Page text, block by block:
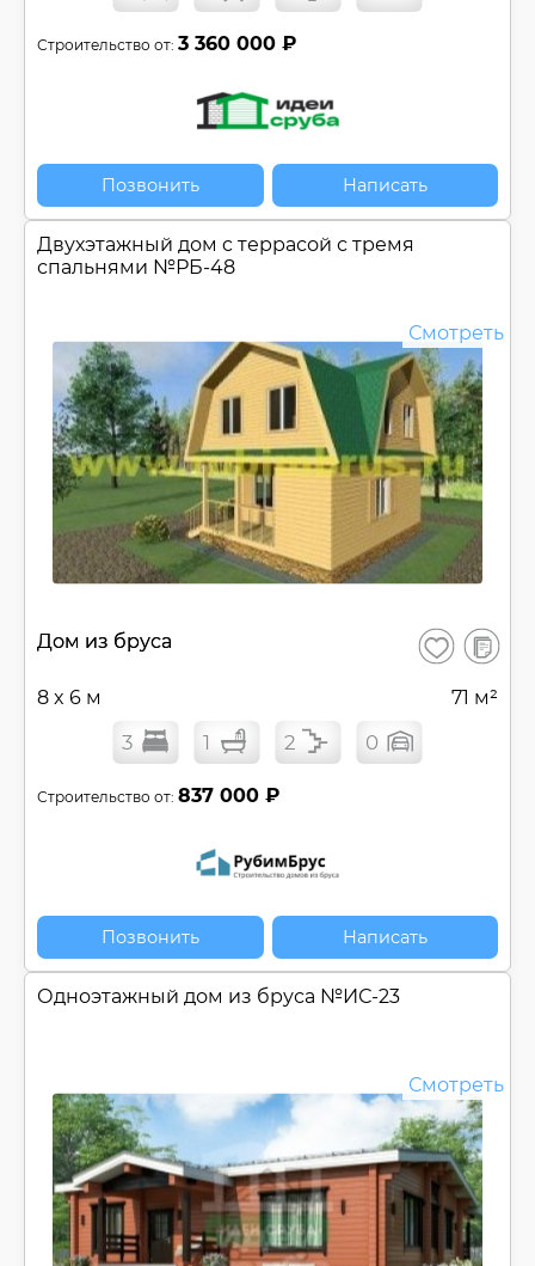
Строительство от: 3 360 000 ₽
Позвонить Написать
Двухэтажный дом c террасой с тремя
спальнями №РБ-48
Смотреть
Дом из бруса Сохранить
В
8 x 6 м 71 м²
3 1 2 0
Строительство от: 837 000 ₽
Позвонить Написать
Одноэтажный дом из бруса №ИС-23
Смотреть